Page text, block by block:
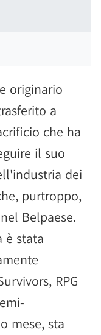
originario
a
che ha
il suo
dei
purtroppo,
Belpaese.
è stata
RPG
mese, sta